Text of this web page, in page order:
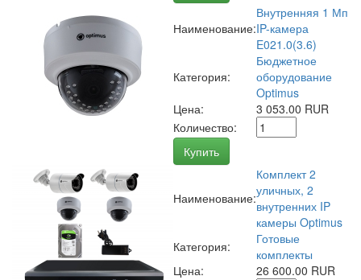
Наименование:
Внутренняя 1 Мп
IP-камера
E021.0(3.6)
Категория:
Бюджетное
оборудование
Optimus
Цена:
3 053.00 RUR
Количество:
Купить
Наименование:
Комплект 2
уличных, 2
внутренних IP
камеры Optimus
Категория:
Готовые
комплекты
Цена:
26 600.00 RUR